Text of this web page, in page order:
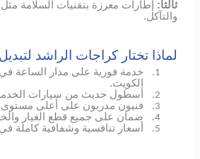
ثالثاً: إطارات معززة بتقنيات السلامة مثل
والتآكل.
لماذا تختار كراجات الراشد لتبديل
1.
خدمة فورية على مدار الساعة
الكويت.
2. أسطول حديث من سيارات
3. فنيون مدربون على أعلى
4. ضمان على جميع قطع الغيار
5. أسعار تنافسية وشفافية كاملة